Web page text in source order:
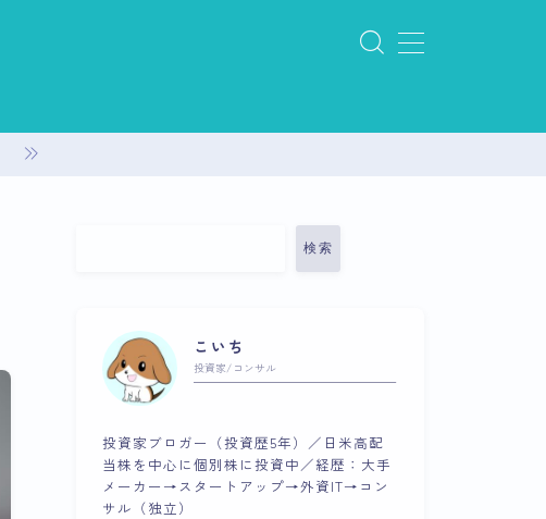
検索
こいち
投資家/コンサル
投資家ブロガー（投資歴5年）／日米高配
当株を中心に個別株に投資中／経歴：大手
メーカー→スタートアップ→外資IT→コン
サル（独立）